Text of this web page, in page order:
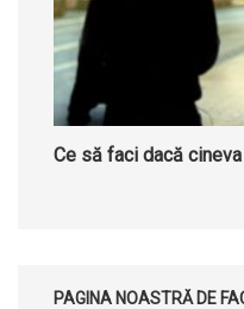
Ce să faci dacă
PAGINA NOASTRĂ DE